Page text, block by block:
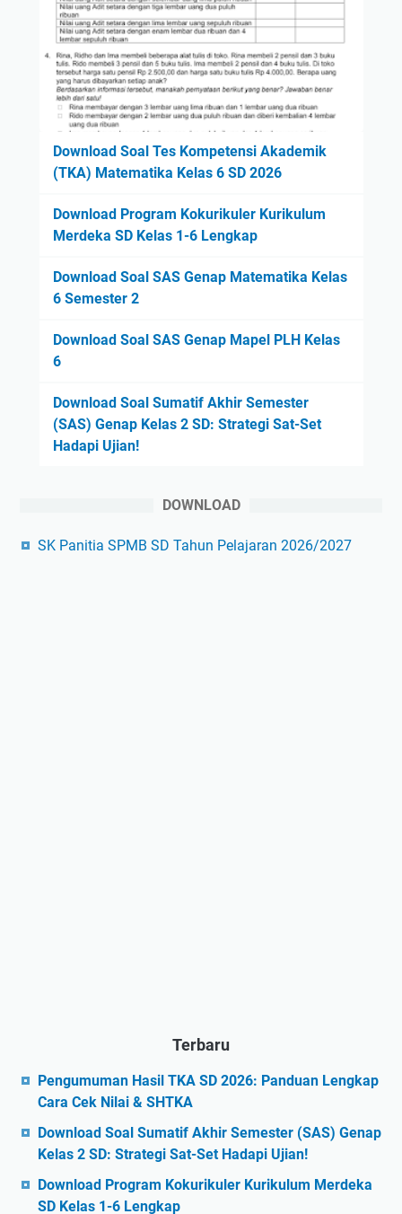
Download Soal Tes Kompetensi Akademik
(TKA) Matematika Kelas 6 SD 2026
Download Program Kokurikuler Kurikulum
Merdeka SD Kelas 1-6 Lengkap
Download Soal SAS Genap Matematika Kelas
6 Semester 2
Download Soal SAS Genap Mapel PLH Kelas
6
Download Soal Sumatif Akhir Semester
(SAS) Genap Kelas 2 SD: Strategi Sat-Set
Hadapi Ujian!
DOWNLOAD
SK Panitia SPMB SD Tahun Pelajaran 2026/2027
Terbaru
Pengumuman Hasil TKA SD 2026: Panduan Lengkap
Cara Cek Nilai & SHTKA
Download Soal Sumatif Akhir Semester (SAS) Genap
Kelas 2 SD: Strategi Sat-Set Hadapi Ujian!
Download Program Kokurikuler Kurikulum Merdeka
SD Kelas 1-6 Lengkap